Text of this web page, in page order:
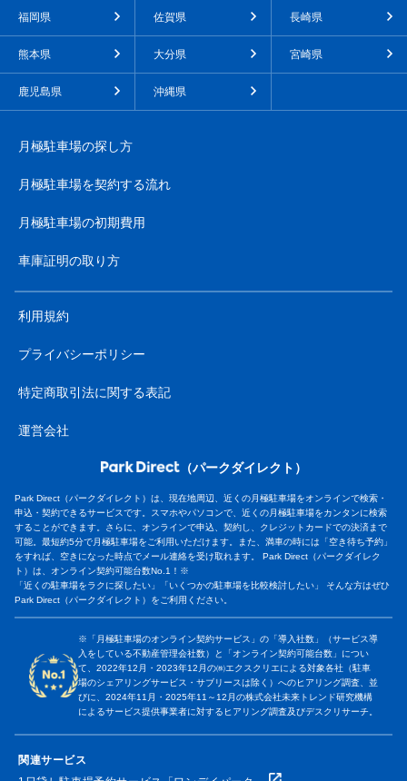
福岡県 佐賀県 長崎県
熊本県 大分県 宮崎県
鹿児島県 沖縄県
月極駐車場の探し方
月極駐車場を契約する流れ
月極駐車場の初期費用
車庫証明の取り方
利用規約
プライバシーポリシー
特定商取引法に関する表記
運営会社
（パークダイレクト）
Park Direct（パークダイレクト）は、現在地周辺、近くの月極駐車場をオンラインで検索・
申込・契約できるサービスです。スマホやパソコンで、近くの月極駐車場をカンタンに検索
することができます。さらに、オンラインで申込、契約し、クレジットカードでの決済まで
可能。最短約5分で月極駐車場をご利用いただけます。また、満車の時には「空き待ち予約」
をすれば、空きになった時点でメール連絡を受け取れます。 Park Direct（パークダイレク
ト）は、オンライン契約可能台数No.1！※
「近くの駐車場をラクに探したい」「いくつかの駐車場を比較検討したい」 そんな方はぜひ
Park Direct（パークダイレクト）をご利用ください。
※「月極駐車場のオンライン契約サービス」の「導入社数」（サービス導
入をしている不動産管理会社数）と「オンライン契約可能台数」につい
て、2022年12月・2023年12月の㈱エクスクリエによる対象各社（駐車
場のシェアリングサービス・サブリースは除く）へのヒアリング調査、並
びに、2024年11月・2025年11～12月の株式会社未来トレンド研究機構
によるサービス提供事業者に対するヒアリング調査及びデスクリサーチ。
関連サービス